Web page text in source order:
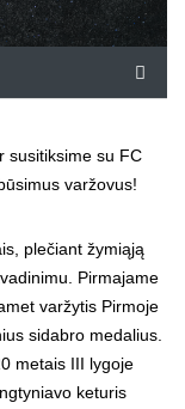
susitiksime su FC
varžovus!
plečiant žymiąją
Pirmajame
varžytis Pirmoje
sidabro medalius.
metais III lygoje
keturis